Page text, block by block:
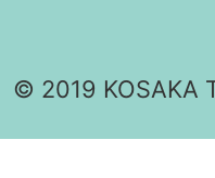
© 2019 KOSAKA